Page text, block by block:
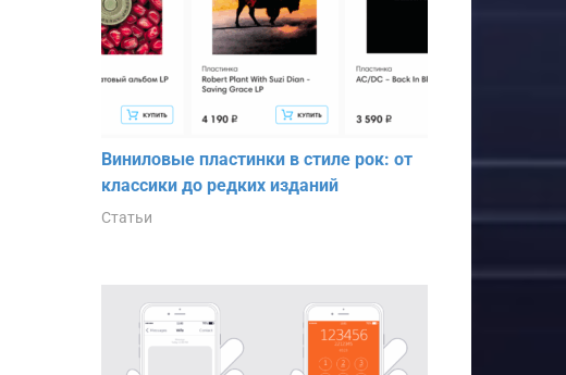
Виниловые пластинки в стиле рок: от
классики до редких изданий
Статьи